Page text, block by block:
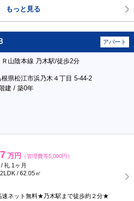
もっと見る
アパート
Ｒ山陰本線 乃木駅/徒歩2分
根県松江市浜乃木４丁目 5-44-2
建 / 築0年
万円 （管理費等5,000円）
礼 1ヶ月
/ 62.05㎡
ネット無料★乃木駅まで徒歩約２分★